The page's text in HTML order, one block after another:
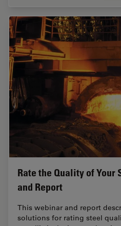
Rate the Quality of Your
and Report
This webinar and report
solutions for rating steel